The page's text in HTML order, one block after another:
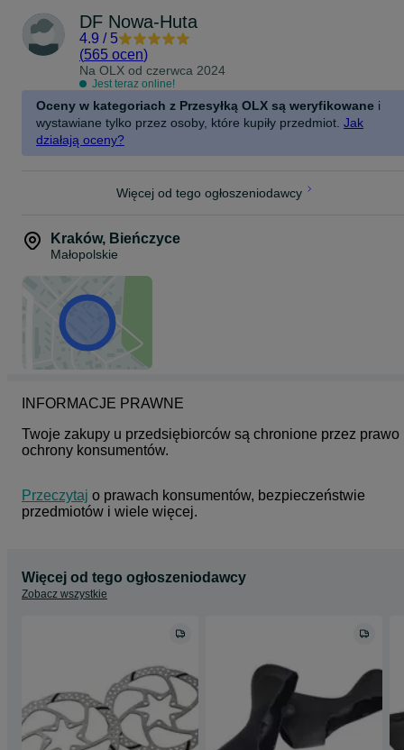
DF Nowa-Huta
4.9 / 5
(565 ocen)
Na OLX od czerwca 2024
Jest teraz online!
Oceny w kategoriach z Przesyłką OLX są weryfikowane i
wystawiane tylko przez osoby, które kupiły przedmiot. Jak
działają oceny?
Więcej od tego ogłoszeniodawcy
Kraków, Bieńczyce
Małopolskie
INFORMACJE PRAWNE
Twoje zakupy u przedsiębiorców są chronione przez prawo
ochrony konsumentów.
Przeczytaj o prawach konsumentów, bezpieczeństwie
przedmiotów i wiele więcej.
Więcej od tego ogłoszeniodawcy
Zobacz wszystkie